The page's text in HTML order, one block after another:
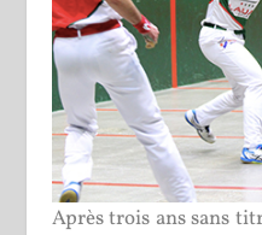
Après trois ans sans